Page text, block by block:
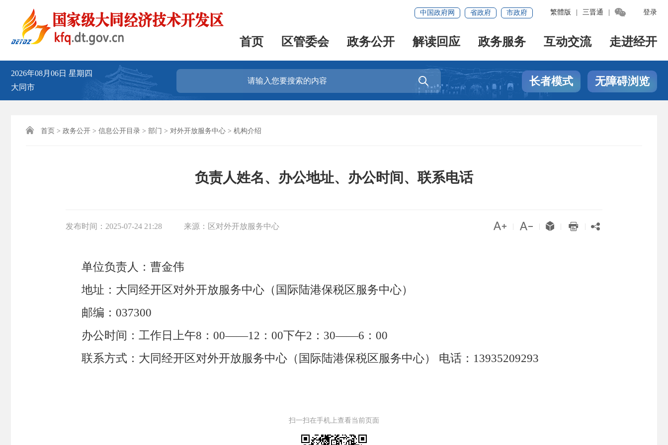
登录
繁體版 三晋通 
中国政府网 省政府 市政府
首页 区管委会 政务公开 解读回应 政务服务 互动交流 走进经开
2026年08月06日 星期四
大同市
 长者模式 无障碍浏览
 首页 > 政务公开 > 信息公开目录 > 部门 > 对外开放服务中心 > 机构介绍
负责人姓名、办公地址、办公时间、联系电话
发布时间： 2025-07-24 21:28 来源： 区对外开放服务中心     
单位负责人：曹金伟
地址：大同经开区对外开放服务中心（国际陆港保税区服务中心）
邮编：037300
办公时间：工作日上午8：00——12：00下午2：30——6：00
联系方式：大同经开区对外开放服务中心（国际陆港保税区服务中心）
电话：13935209293
扫一扫在手机上查看当前页面